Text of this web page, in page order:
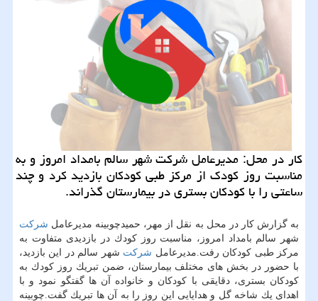
كار در محل: مدیرعامل شركت شهر سالم بامداد امروز و به
مناسبت روز كودك از مركز طبی كودكان بازدید كرد و چند
ساعتی را با كودكان بستری در بیمارستان گذراند.
به گزارش كار در محل به نقل از مهر، حمیدچوبینه مدیرعامل شركت
شهر سالم بامداد امروز، مناسبت روز كودك در بازدیدی متفاوت به
مركز طبی كودكان رفت.مدیرعامل شركت شهر سالم در این بازدید،
با حضور در بخش های مختلف بیمارستان، ضمن تبریك روز كودك به
كودكان بستری، دقایقی با كودكان و خانواده آن ها گفتگو نمود و با
اهدای یك شاخه گل و هدایایی این روز را به آن ها تبریك گفت.چوبینه